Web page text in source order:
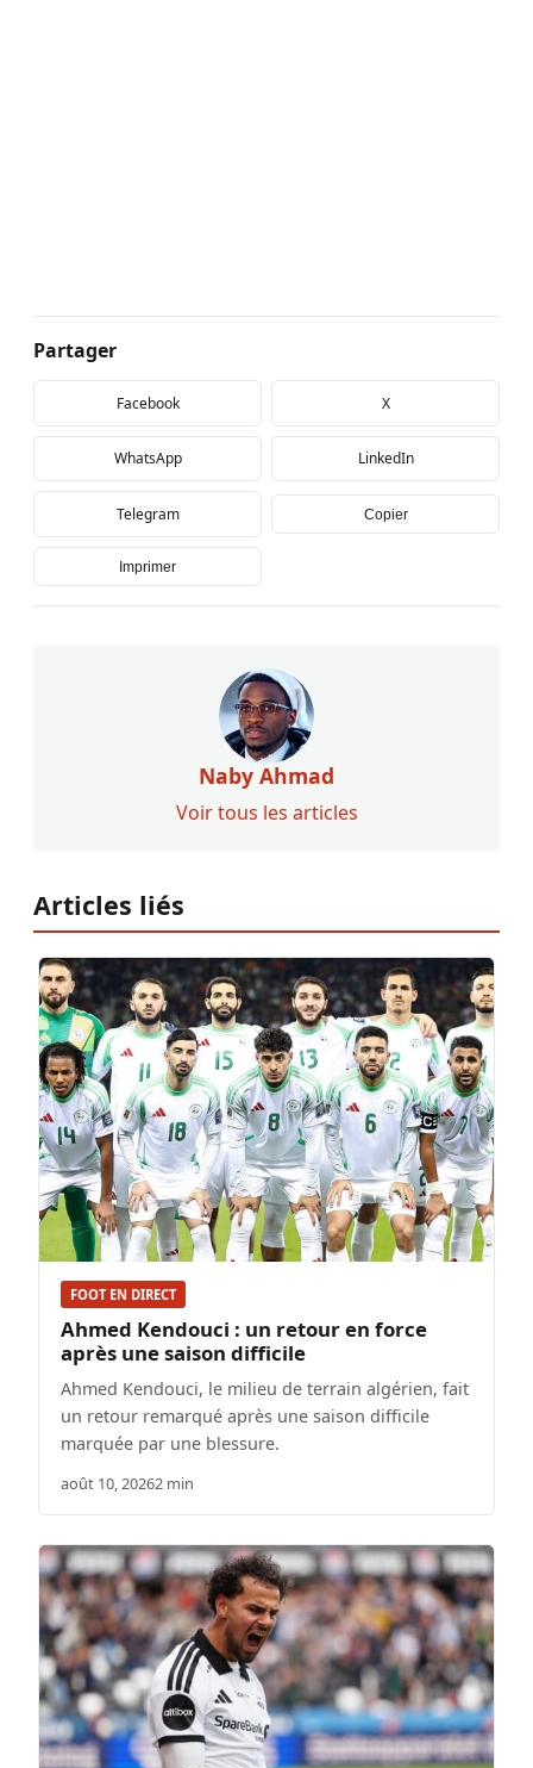
Partager
Facebook X
WhatsApp LinkedIn
Telegram Copier
Imprimer
Naby Ahmad
Voir tous les articles
Articles liés
FOOT EN DIRECT
Ahmed Kendouci : un retour en force
après une saison difficile
Ahmed Kendouci, le milieu de terrain algérien, fait
un retour remarqué après une saison difficile
marquée par une blessure.
août 10, 20262 min